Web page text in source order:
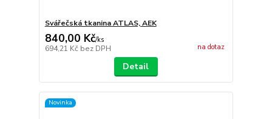
Svářečská tkanina ATLAS, AEK
840,00 Kč/ks
694,21 Kč bez DPH na dotaz
Detail
Novinka